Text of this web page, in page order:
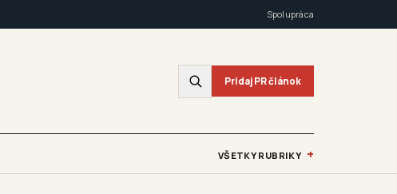
Spolupráca
Pridaj PR článok
VŠETKY RUBRIKY +